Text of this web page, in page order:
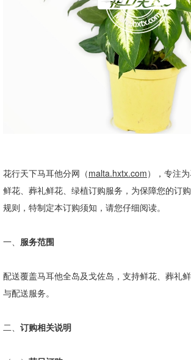
花行天下马耳他分网（malta.hxtx.com），专注
鲜花、葬礼鲜花、绿植订购服务，为保障您的订
规则，特制定本订购须知，请您仔细阅读。
一、 服务范围
配送覆盖马耳他全岛及戈佐岛，支持鲜花、葬礼
与配送服务。
二、 订购相关说明